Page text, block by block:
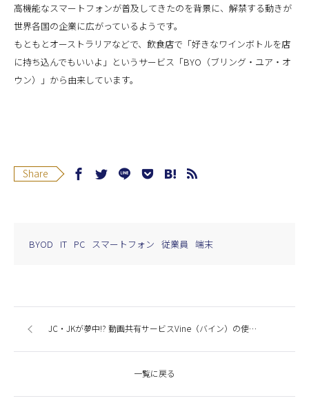
高機能なスマートフォンが普及してきたのを背景に、解禁する動きが
世界各国の企業に広がっているようです。
もともとオーストラリアなどで、飲食店で「好きなワインボトルを店
に持ち込んでもいいよ」というサービス「BYO（ブリング・ユア・オ
ウン）」から由来しています。
Share
BYOD IT PC スマートフォン 従業員 端末
JC・JKが夢中!? 動画共有サービスVine（バイン）の使い方まとめ
一覧に戻る